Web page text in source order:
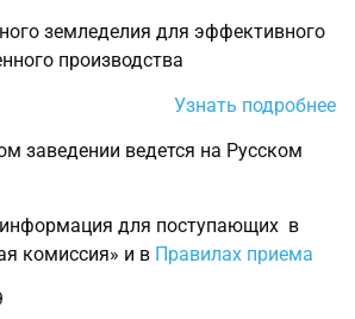
земледелия для эффективного
производства
Узнать подробнее
заведении ведется на Русском
для поступающих в
комиссия» и в Правилах приема